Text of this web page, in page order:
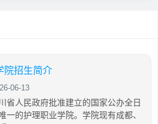
院招生简介
06-13
省人民政府批准建立的国家公办全日
一的护理职业学院。学院现有成都、